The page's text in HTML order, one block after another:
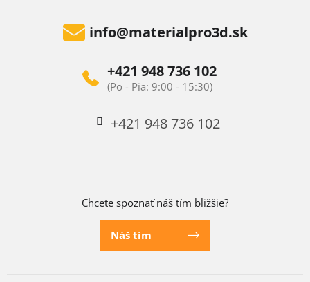
info@materialpro3d.sk
+421 948 736 102
+421 948 736 102
Chcete spoznať náš tím bližšie?
Náš tím